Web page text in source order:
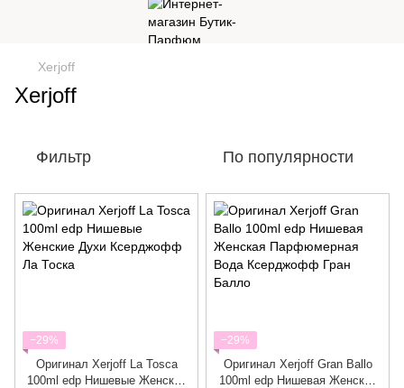
Xerjoff
Xerjoff
Фильтр По популярности
−29%
Оригинал Xerjoff La Tosca
100ml edp Нишевые Женские
−29%
Оригинал Xerjoff Gran Ballo
100ml edp Нишевая Женская